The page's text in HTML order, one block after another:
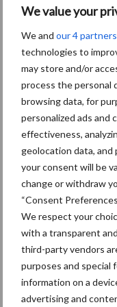
We value your
We and our 4 partners
technologies to
may store and/or
process the personal
browsing data, for
personalized ads and
effectiveness,
geolocation data,
your consent will be
change or withdraw
“Consent
We respect your
with a transparent
third-party vendors
purposes and special
information on a
advertising and
Diergezondheid
Mastitis